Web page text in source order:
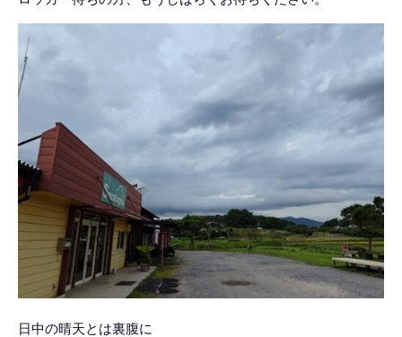
日中の晴天とは裏腹に